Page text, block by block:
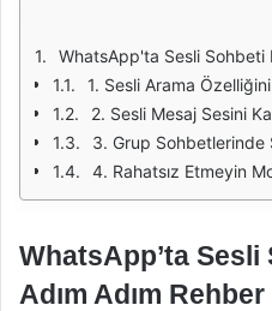
WhatsApp'ta Sesli Sohbeti
1. Sesli Arama
2. Sesli Mesaj Sesini
3. Grup Sohbetlerinde
4. Rahatsız Etmeyin
WhatsApp’ta
Adım Adım Rehber